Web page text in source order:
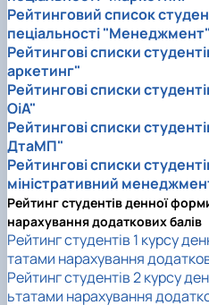
Рейтинговий список
пеціальності "Менеджмент"
Рейтингові списки
аркетинг"
Рейтингові списки
ОіА"
Рейтингові списки
ДтаМП"
Рейтингові списки
міністративний
Рейтинг студентів денної
нарахування додаткових балів
Рейтинг студентів 1 курсу
татами нарахування
Рейтинг студентів 2 курсу
ьтатами нарахування